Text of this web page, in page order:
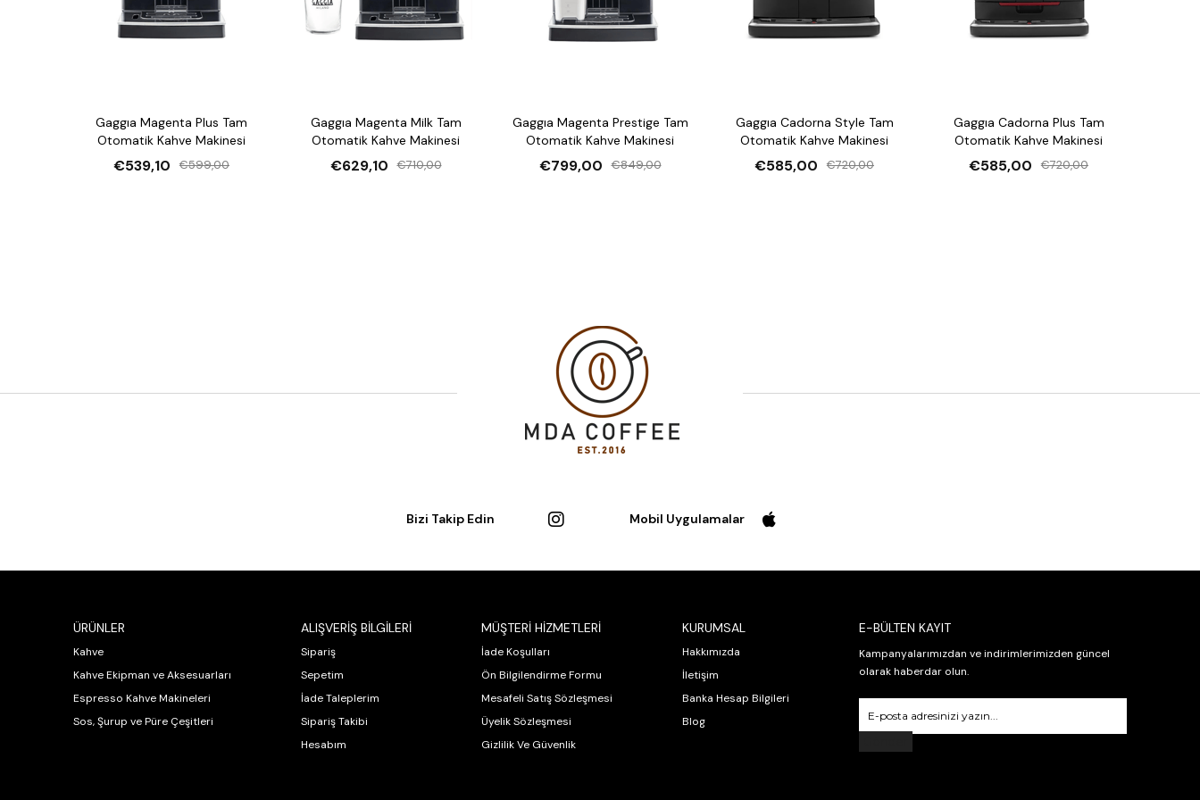
fincanların her zaman doğru sıcaklıkta tutulmasını sağlar.
Gaggıa Magenta Plus Tam
Otomatik Kahve Makinesi
€539,10 €599,00
Gaggıa Magenta Milk Tam
Otomatik Kahve Makinesi
€629,10 €710,00
Gaggıa Magenta Prestige Tam
Otomatik Kahve Makinesi
€799,00 €849,00
Gaggıa Cadorna Style Tam
Otomatik Kahve Makinesi
€585,00 €720,00
Gaggıa Cadorna Plus Tam
Otomatik Kahve Makinesi
€585,00 €720,00
Bizi Takip Edin Mobil Uygulamalar
ÜRÜNLER
Kahve
Kahve Ekipman ve Aksesuarları
Espresso Kahve Makineleri
Sos, Şurup ve Püre Çeşitleri
ALIŞVERİŞ BİLGİLERİ
Sipariş
Sepetim
İade Taleplerim
Sipariş Takibi
Hesabım
MÜŞTERİ HİZMETLERİ
İade Koşulları
Ön Bilgilendirme Formu
Mesafeli Satış Sözleşmesi
Üyelik Sözleşmesi
Gizlilik Ve Güvenlik
KURUMSAL
Hakkımızda
İletişim
Banka Hesap Bilgileri
Blog
E-BÜLTEN KAYIT
Kampanyalarımızdan ve indirimlerimizden güncel
olarak haberdar olun.